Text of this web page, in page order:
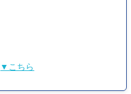
▼こちら